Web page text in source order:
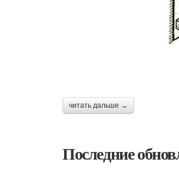
читать дальше →
Последние